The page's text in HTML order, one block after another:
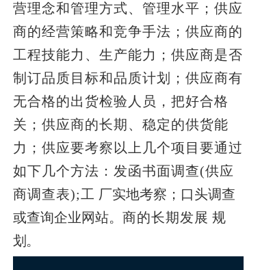
营理念和管理方式、管理水平；供应
商的经营策略和竞争手法；供应商的
工程技能力、生产能力；供应商是否
制订品质目标和品质计划；供应商有
无合格的出货检验人员，把好合格
关；供应商的长期、稳定的供货能
力；供应要考察以上几个项目要通过
如下几个方法：发函书面调查(供应
商调查表);工 厂实地考察；口头调查
或查询企业网站。商的长期发展 规
划。